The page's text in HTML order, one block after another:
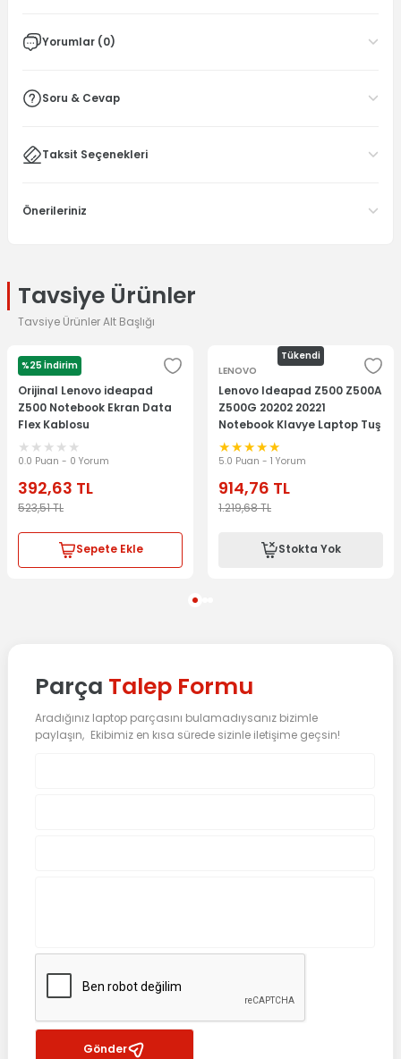
Yorumlar (0)
Soru & Cevap
Taksit Seçenekleri
Önerileriniz
Tavsiye Ürünler
Tavsiye Ürünler Alt Başlığı
%25 İndirim
LENOVO
Orijinal Lenovo ideapad
Z500 Notebook Ekran Data
Flex Kablosu
0.0 Puan - 0 Yorum
392,63 TL
523,51TL
Sepete Ekle
Tükendi
LENOVO
Lenovo Ideapad Z500 Z500A
Z500G 20202 20221
Notebook Klavye Laptop Tuş
Takımı
5.0 Puan - 1 Yorum
914,76 TL
1.219,68TL
Stokta Yok
Parça Talep Formu
Aradığınız laptop parçasını bulamadıysanız bizimle
paylaşın, Ekibimiz en kısa sürede sizinle iletişime geçsin!
Gönder